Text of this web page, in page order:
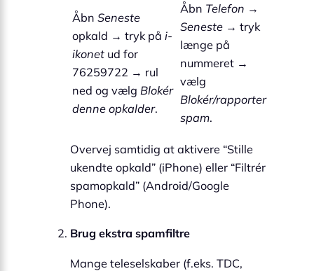
Åbn Seneste
opkald → tryk på i-
ikonet ud for
76259722 → rul
ned og vælg Blokér
denne opkalder.
Åbn Telefon →
Seneste → tryk
længe på
nummeret →
vælg
Blokér/rapporter
spam.
Overvej samtidig at aktivere “Stille
ukendte opkald” (iPhone) eller “Filtrér
spamopkald” (Android/Google
Phone).
Brug ekstra spamfiltre
Mange teleselskaber (f.eks. TDC,